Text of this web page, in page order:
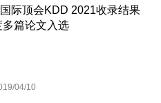
际顶会KDD 2021收录结果
篇论文入选
04/10